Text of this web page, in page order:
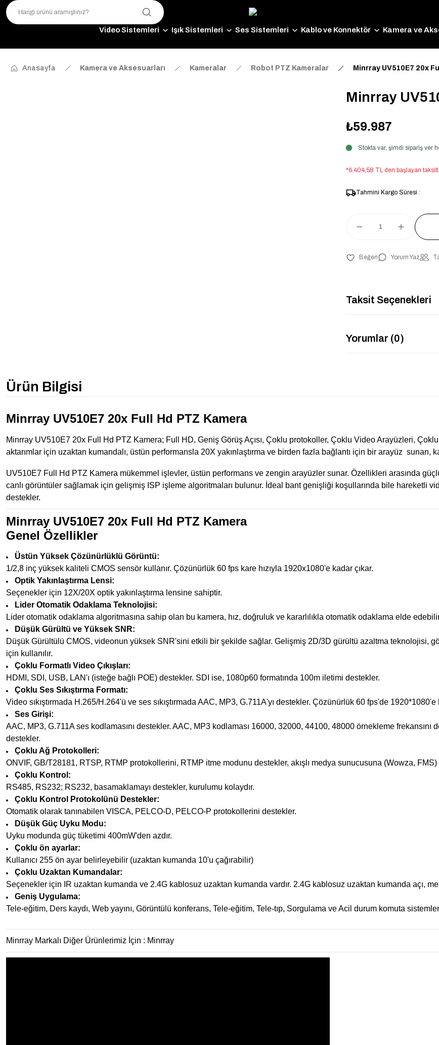
Video Sistemleri Işık Sistemleri Ses Sistemleri Kablo ve Konnektör Kamera ve
Anasayfa Kamera ve Aksesuarları Kameralar Robot PTZ Kameralar Minrray UV510E7 20x
Minrray
₺59.987
Stokta var, şimdi sipariş ver
*6.404,58 TL den başlayan
Tahmini Kargo Süresi :
Yorum Yaz
Taksit Seçenekleri
Yorumlar (0)
Ürün Bilgisi
Minrray UV510E7 20x Full Hd PTZ Kamera
Minrray UV510E7 20x Full Hd PTZ Kamera; Full HD, Geniş Görüş Açısı, Çoklu protokoller, Çoklu Video Arayüzleri,
aktarımlar için uzaktan kumandalı, üstün performansla 20X yakınlaştırma ve birden fazla bağlantı için bir arayüz sunan,
UV510E7 Full Hd PTZ Kamera mükemmel işlevler, üstün performans ve zengin arayüzler sunar. Özellikleri arasında
canlı görüntüler sağlamak için gelişmiş ISP işleme algoritmaları bulunur. İdeal bant genişliği koşullarında bile hareketli
destekler.
Minrray UV510E7 20x Full Hd PTZ Kamera
Genel Özellikler
Üstün Yüksek Çözünürlüklü Görüntü:
1/2,8 inç yüksek kaliteli CMOS sensör kullanır. Çözünürlük 60 fps kare hızıyla 1920x1080'e kadar çıkar.
Optik Yakınlaştırma Lensi:
Seçenekler için 12X/20X optik yakınlaştırma lensine sahiptir.
Lider Otomatik Odaklama Teknolojisi:
Lider otomatik odaklama algoritmasına sahip olan bu kamera, hız, doğruluk ve kararlılıkla otomatik odaklama elde
Düşük Gürültü ve Yüksek SNR:
Düşük Gürültülü CMOS, videonun yüksek SNR'sini etkili bir şekilde sağlar. Gelişmiş 2D/3D gürültü azaltma teknolojisi,
için kullanılır.
Çoklu Formatlı Video Çıkışları:
HDMI, SDI, USB, LAN'ı (isteğe bağlı POE) destekler. SDI ise, 1080p60 formatında 100m iletimi destekler.
Çoklu Ses Sıkıştırma Formatı:
Video sıkıştırmada H.265/H.264'ü ve ses sıkıştırmada AAC, MP3, G.711A'yı destekler. Çözünürlük 60 fps'de
Ses Girişi:
AAC, MP3, G.711A ses kodlamasını destekler. AAC, MP3 kodlaması 16000, 32000, 44100, 48000 örnekleme frekansını
destekler.
Çoklu Ağ Protokolleri:
ONVIF, GB/T28181, RTSP, RTMP protokollerini, RTMP itme modunu destekler, akışlı medya sunucusuna (Wowza, FMS)
Çoklu Kontrol:
RS485, RS232; RS232, basamaklamayı destekler, kurulumu kolaydır.
Çoklu Kontrol Protokolünü Destekler:
Otomatik olarak tanınabilen VISCA, PELCO-D, PELCO-P protokollerini destekler.
Düşük Güç Uyku Modu:
Uyku modunda güç tüketimi 400mW'den azdır.
Çoklu ön ayarlar:
Kullanıcı 255 ön ayar belirleyebilir (uzaktan kumanda 10'u çağırabilir)
Çoklu Uzaktan Kumandalar:
Seçenekler için IR uzaktan kumanda ve 2.4G kablosuz uzaktan kumanda vardır. 2.4G kablosuz uzaktan kumanda açı,
Geniş Uygulama:
Tele-eğitim, Ders kaydı, Web yayını, Görüntülü konferans, Tele-eğitim, Tele-tıp, Sorgulama ve Acil durum komuta
Minrray Markalı Diğer Ürünlerimiz İçin : Minrray